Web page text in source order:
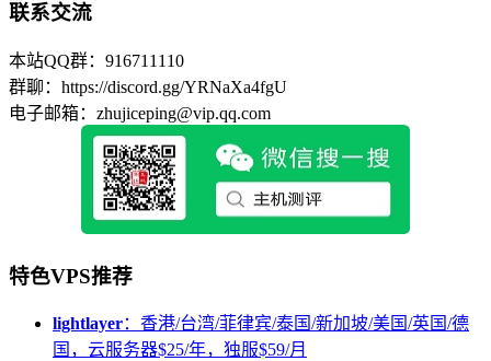
联系交流
本站QQ群：916711110
群聊：https://discord.gg/YRNaXa4fgU
电子邮箱：zhujiceping@vip.qq.com
特色VPS推荐
lightlayer：香港/台湾/菲律宾/泰国/新加坡/美国/英国/德
国，云服务器$25/年，独服$59/月